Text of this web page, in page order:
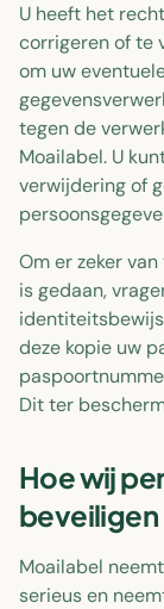
U heeft het
corrigeren of te
om uw
tegen de
Moailabel. U
verwijdering of
Om er zeker
is gedaan,
deze kopie uw
Dit ter
Hoe wij
beveiligen
Moailabel
serieus en